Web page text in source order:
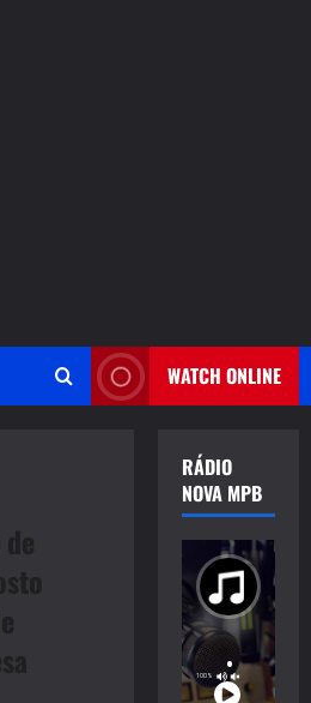
WATCH ONLINE
RÁDIO
NOVA MPB